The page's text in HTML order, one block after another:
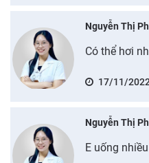
Nguyễn Thị
Có thể hơi
17/11/
Nguyễn Thị
E uống